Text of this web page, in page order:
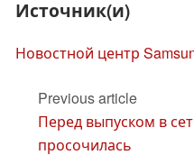
Источник(и)
Новостной центр
Previous article
Перед выпуском в
просочилась